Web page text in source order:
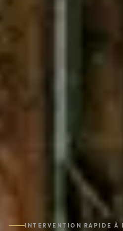
INTERVENTION RAPIDE